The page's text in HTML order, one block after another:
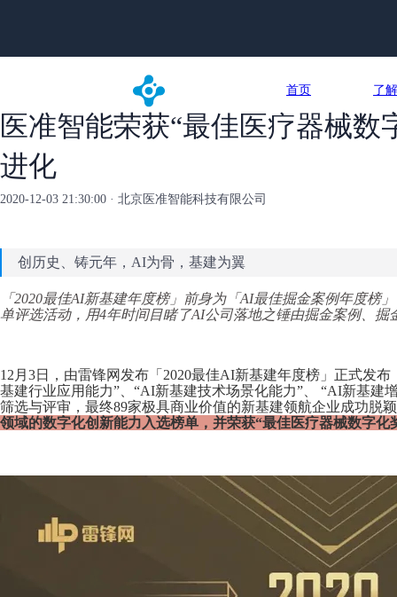
首页 了
医准智能荣获“最佳医疗器械
进化
2020-12-03 21:30:00 · 北京医准智能科技有限公司
创历史、铸元年，AI为骨，基建为翼
「2020最佳AI新基建年度榜」前身为「AI最佳掘金案例年度榜
单评选活动，用4年时间目睹了AI公司落地之锤由掘金案例、
12月3日，由雷锋网发布「2020最佳AI新基建年度榜」正式发
基建行业应用能力”、“AI新基建技术场景化能力”、 “AI新基建
筛选与评审，最终89家极具商业价值的新基建领航企业成功脱
领域的数字化创新能力入选榜单，并荣获“最佳医疗器械数字